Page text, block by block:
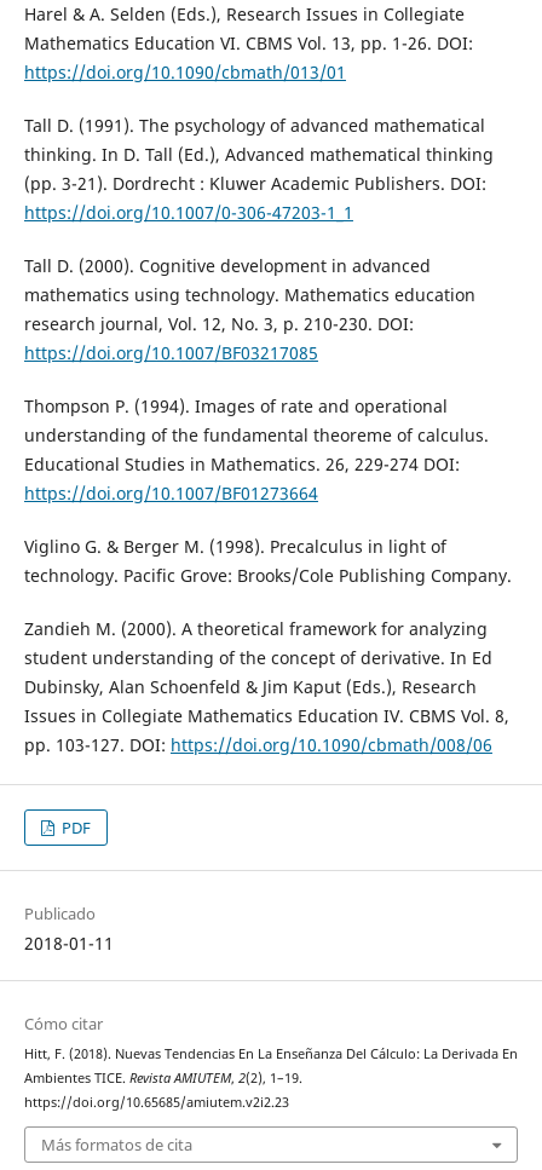
Harel & A. Selden (Eds.), Research Issues in Collegiate
Mathematics Education VI. CBMS Vol. 13, pp. 1-26. DOI:
https://doi.org/10.1090/cbmath/013/01
Tall D. (1991). The psychology of advanced mathematical
thinking. In D. Tall (Ed.), Advanced mathematical thinking
(pp. 3-21). Dordrecht : Kluwer Academic Publishers. DOI:
https://doi.org/10.1007/0-306-47203-1_1
Tall D. (2000). Cognitive development in advanced
mathematics using technology. Mathematics education
research journal, Vol. 12, No. 3, p. 210-230. DOI:
https://doi.org/10.1007/BF03217085
Thompson P. (1994). Images of rate and operational
understanding of the fundamental theoreme of calculus.
Educational Studies in Mathematics. 26, 229-274 DOI:
https://doi.org/10.1007/BF01273664
Viglino G. & Berger M. (1998). Precalculus in light of
technology. Pacific Grove: Brooks/Cole Publishing Company.
Zandieh M. (2000). A theoretical framework for analyzing
student understanding of the concept of derivative. In Ed
Dubinsky, Alan Schoenfeld & Jim Kaput (Eds.), Research
Issues in Collegiate Mathematics Education IV. CBMS Vol. 8,
pp. 103-127. DOI: https://doi.org/10.1090/cbmath/008/06
PDF
Publicado
2018-01-11
Cómo citar
Hitt, F. (2018). Nuevas Tendencias En La Enseñanza Del Cálculo: La Derivada En
Ambientes TICE. Revista AMIUTEM, 2(2), 1–19.
https://doi.org/10.65685/amiutem.v2i2.23
Más formatos de cita